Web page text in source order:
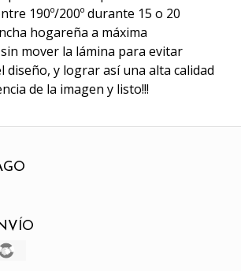
190º/200º durante 15 o 20
hogareña a máxima
mover la lámina para evitar
diseño, y lograr así una alta calidad
de la imagen y listo!!!